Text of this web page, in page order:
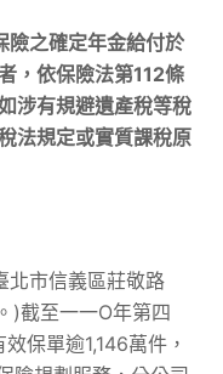
險之確定年金給付於
，依保險法第112條
涉有規避遺產稅等稅
法規定或實質課稅原
北市信義區莊敬路
)截至一一Ο年第四
保單逾1,146萬件，